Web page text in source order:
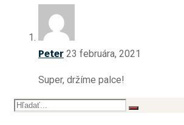
Peter 23 februára, 2021
Super, držíme palce!